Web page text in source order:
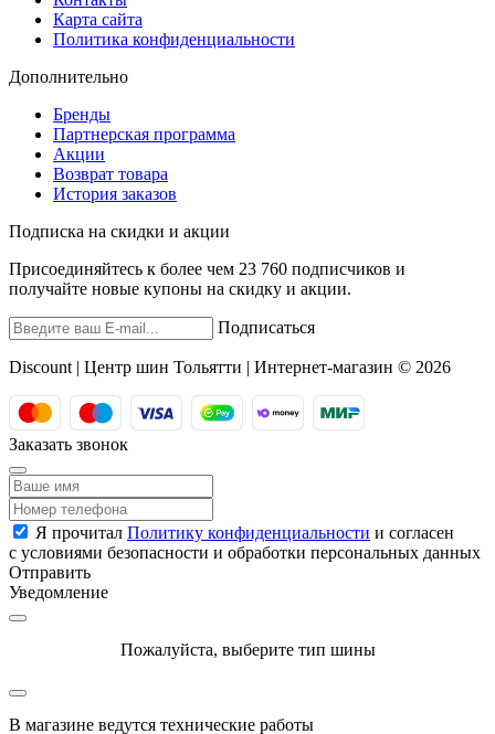
Карта сайта
Политика конфиденциальности
Дополнительно
Бренды
Партнерская программа
Акции
Возврат товара
История заказов
Подписка на скидки и акции
Присоединяйтесь к более чем 23 760 подписчиков и
получайте новые купоны на скидку и акции.
Подписаться
Discount | Центр шин Тольятти | Интернет-магазин © 2026
Заказать звонок
Я прочитал Политику конфиденциальности и согласен
с условиями безопасности и обработки персональных данных
Отправить
Уведомление
Пожалуйста, выберите тип шины
В магазине ведутся технические работы